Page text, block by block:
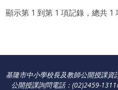
顯示第 1 到第 1 項記錄，總共 1
基隆市中小學校長及教師公開授課資
公開授課詢問電話：(02)2459-